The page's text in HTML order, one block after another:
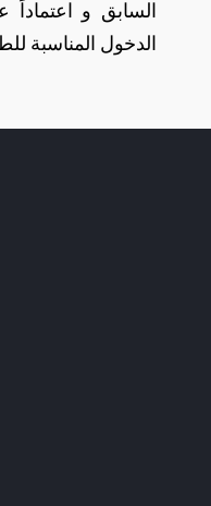
السابق و اعتماداً
الدخول المناسبة